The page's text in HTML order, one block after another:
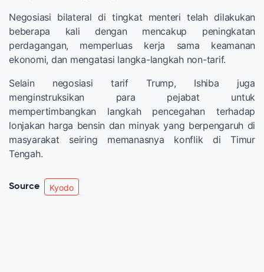
Negosiasi bilateral di tingkat menteri telah dilakukan
beberapa kali dengan mencakup peningkatan
perdagangan, memperluas kerja sama keamanan
ekonomi, dan mengatasi langka-langkah non-tarif.
Selain negosiasi tarif Trump, Ishiba juga
menginstruksikan para pejabat untuk
mempertimbangkan langkah pencegahan terhadap
lonjakan harga bensin dan minyak yang berpengaruh di
masyarakat seiring memanasnya konflik di Timur
Tengah.
Source Kyodo